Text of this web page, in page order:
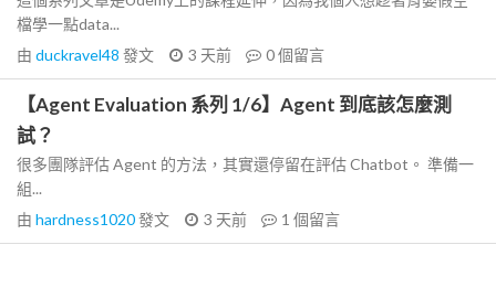
檔學一點data...
由 duckravel48 發文 3 天前 0個留言
【Agent Evaluation 系列 1/6】Agent 到底該怎麼測
試？
很多團隊評估 Agent 的方法，其實還停留在評估 Chatbot。 準備一
組...
由 hardness1020發文 3 天前 1 個留言